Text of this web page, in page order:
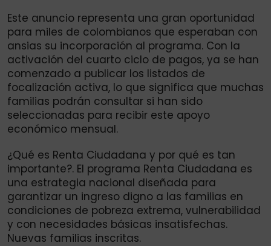
Este anuncio representa una gran oportunidad
para miles de colombianos que esperaban con
ansias su incorporación al programa. Con la
activación del cuarto ciclo de pagos, ya se han
comenzado a publicar los listados de
focalización activa, lo que significa que muchas
familias podrán consultar si han sido
seleccionadas para recibir este apoyo
económico mensual.
¿Qué es Renta Ciudadana y por qué es tan
importante?. El programa Renta Ciudadana es
una estrategia nacional diseñada para
garantizar un ingreso digno a las familias en
condiciones de pobreza extrema, vulnerabilidad
y con necesidades básicas insatisfechas.
Nuevas familias inscritas.